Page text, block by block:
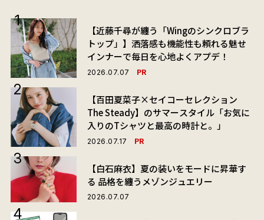
【近藤千尋が纏う「Wingのシンクロブラ
トップ」】洒落感も機能性も頼れる魅せ
インナーで毎日を心地よくアプデ！
2026.07.07 PR
【百田夏菜子×セイコーセレクション
The Steady】のサマースタイル「お気に
入りのTシャツと最高の時計と。」
2026.07.17 PR
【白石麻衣】夏の装いをモードに昇華す
る 品格を纏うメゾンジュエリー
2026.07.07